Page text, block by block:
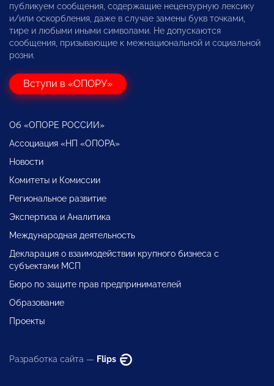
публикуем сообщения, содержащие нецензурную лексику
и/или оскорбления, даже в случае замены букв точками,
тире и любыми иными символами. Не допускаются
сообщения, призывающие к межнациональной и социальной
розни.
Вступи в «ОПОРУ»
Об «ОПОРЕ РОССИИ»
Ассоциация «НП «ОПОРА»
Новости
Комитеты и Комиссии
Региональное развитие
Экспертиза и Аналитика
Международная деятельность
Декларация о взаимодействии крупного бизнеса с
субъектами МСП
Бюро по защите прав предпринимателей
Образование
Проекты
Разработка сайта — Flips